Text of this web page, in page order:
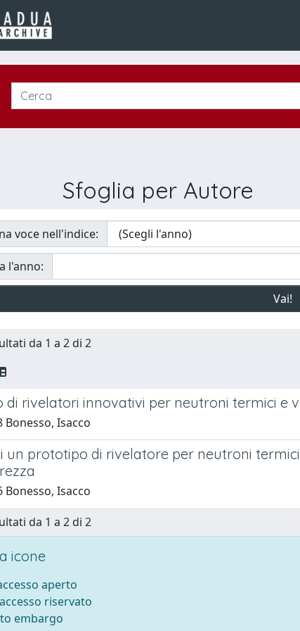
Sfoglia per Autore
voce nell'indice:
l'anno:
da 1 a 2 di 2
di rivelatori innovativi per neutroni termici e
Bonesso, Isacco
un prototipo di rivelatore per neutroni
Bonesso, Isacco
da 1 a 2 di 2
icone
aperto
riservato
embargo